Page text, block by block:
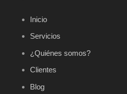
Inicio
Servicios
¿Quiénes somos?
Clientes
Blog